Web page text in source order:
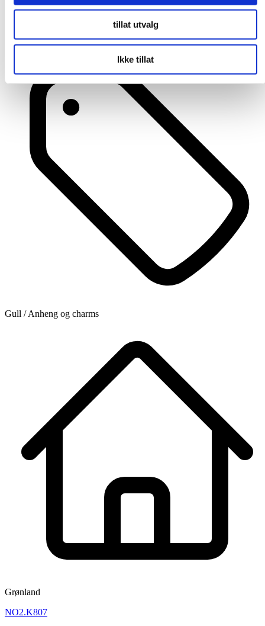
tillat utvalg
Ikke tillat
Gull / Anheng og charms
Grønland
NO2.K807